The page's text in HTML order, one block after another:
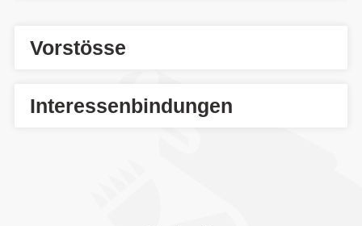
Vorstösse
Interessenbindungen